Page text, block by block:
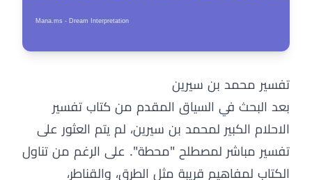
تفسير محمد بن سيرين
بعد البحث في السياق المقدم من كتاب تفسير
الاحلام الكبير لمحمد بن سيرين، لم يتم العثور على
تفسير مباشر لمصطلح "محطة". على الرغم من تناول
الكتاب لمفاهيم قريبة مثل الطرق، والقناطر،